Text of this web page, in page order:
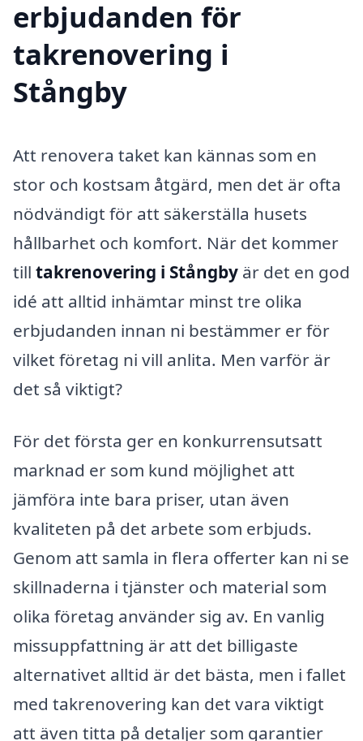
erbjudanden för
takrenovering i
Stångby
Att renovera taket kan kännas som en
stor och kostsam åtgärd, men det är ofta
nödvändigt för att säkerställa husets
hållbarhet och komfort. När det kommer
till takrenovering i Stångby är det en god
idé att alltid inhämtar minst tre olika
erbjudanden innan ni bestämmer er för
vilket företag ni vill anlita. Men varför är
det så viktigt?
För det första ger en konkurrensutsatt
marknad er som kund möjlighet att
jämföra inte bara priser, utan även
kvaliteten på det arbete som erbjuds.
Genom att samla in flera offerter kan ni se
skillnaderna i tjänster och material som
olika företag använder sig av. En vanlig
missuppfattning är att det billigaste
alternativet alltid är det bästa, men i fallet
med takrenovering kan det vara viktigt
att även titta på detaljer som garantier